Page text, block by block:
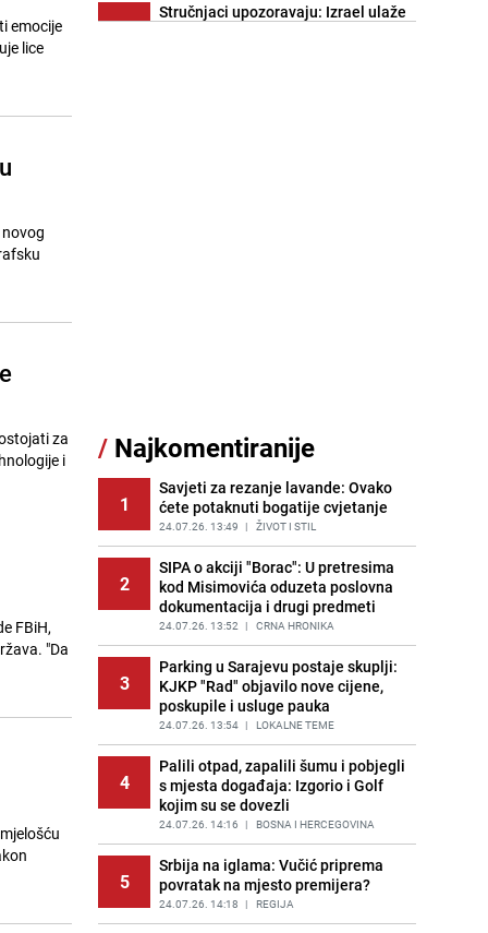
emocije
lice
za
i
FBiH,
"Da
7
Stručnjaci upozoravaju: Izrael ulaže
Novog
BOSNA I HERCEGOVINA
12
Kao iz slastičarne: Rolada od
čokolade i kokosa bez pečenja,
jednostavan desert bez imalo muke
PRIJE 2 DANA | RECEPTI
Tajna savršenog makedonskog
ajvara: Stari recept za kremast i
bogat okus
PRIJE 2 DANA | RECEPTI
Tuga potresla grad na Uni:
Preminula Lejla Muhić (39),
sugrađani u nevjerici
PRIJE 2 DANA BOSNA I HERCEGOVINA
Borba trajala satima: Pogledajte
'grdosiju' od skoro tri metra koju su
braća izvukla iz mora
PRIJE 1 DAN | SVIJET
/ Najkomentiranije
1
Savjeti za rezanje lavande: Ovako
ćete potaknuti bogatije cvjetanje
24.07.26. 13:49 | ŽIVOT I STIL
2
SIPA o akciji "Borac": U pretresima
kod Misimovića oduzeta poslovna
dokumentacija i drugi predmeti
24.07.26. 13:52 | CRNA HRONIKA
3
Parking u Sarajevu postaje skuplji:
KJKP "Rad" objavilo nove cijene,
poskupile i usluge pauka
24.07.26. 13:54 | LOKALNE TEME
4
Palili otpad, zapalili šumu i pobjegli
s mjesta događaja: Izgorio i Golf
kojim su se dovezli
24.07.26. 14:16 | BOSNA I HERCEGOVINA
5
Srbija na iglama: Vučić priprema
povratak na mjesto premijera?
24.07.26. 14:18 | REGIJA